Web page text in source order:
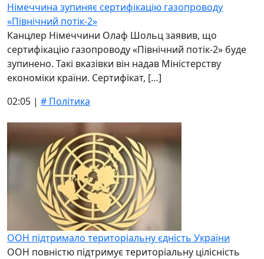
Німеччина зупиняє сертифікацію газопроводу
«Північний потік-2»
Канцлер Німеччини Олаф Шольц заявив, що
сертифікацію газопроводу «Північний потік-2» буде
зупинено. Такі вказівки він надав Міністерству
економіки країни. Сертифікат, […]
02:05 | # Політика
ООН підтримало територіальну єдність України
ООН повністю підтримує територіальну цілісність